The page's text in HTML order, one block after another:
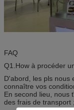
FAQ
Q1.How à procéder
D'abord, les pls nous
connaître vos
En second lieu, nous
des frais de transport ;